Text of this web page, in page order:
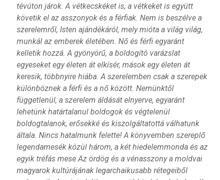
tévúton járok. A vétkecskéket is, a vétkeket is együtt
követik el az asszonyok és a férfiak. Nem is beszélve a
szerelemről, Isten ajándékáról, mely mióta a világ világ,
munkál az emberek életében. Nő és férfi egyaránt
kelletik hozzá. A gyönyörű, a boldogító varázslat
egyeseket egy életen át elkísér, mások egy életen át
keresik, többnyire hiába. A szerelemben csak a szerepek
különböznek a férfi és a nő között. Nemünktől
függetlenül, a szerelem áldását elnyerve, egyaránt
lehetünk határtalanul boldogok és végtelenül
boldogtalanok, erősekké és kiszolgáltatottá válhatunk
általa. Nincs hatalmunk felette! A könyvemben szereplő
legendamesék közül három, a két hiedelemmonda és az
egyik tréfás mese Az ördög és a vénasszony a moldvai
magyarok kultúrájának legarchaikusabb rétegeiből